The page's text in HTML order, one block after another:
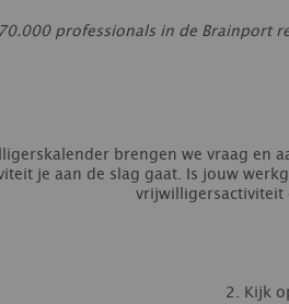
70.000 professionals in de Brainport
brengen we vraag en
je aan de slag gaat. Is jouw
vrijwilligersactiviteit
2. Kijk